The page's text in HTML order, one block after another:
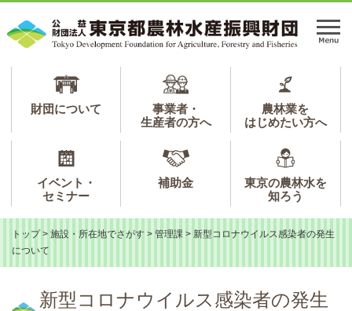
ジ
ュ
メ
財団について
事業者・
生産者の方へ
農林業を
はじめたい方へ
イベント・
セミナー
補助金
東京の農林水を
知ろう
トップ > 施設・所在地でさがす > 管理課 > 新型コロナウイルス感染者の発生
について
新型コロナウイルス感染者の発生